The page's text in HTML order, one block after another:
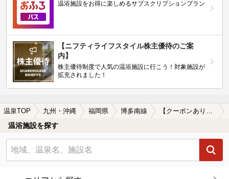
温浴施設をお得に楽しめるサブスクリプションプラン
【ニフティライフスタイル株主優待のご案
内】
株主優待制度で人気の温浴施設に行こう！対象施設が
拡充されました！
温泉TOP 九州・沖縄 福岡県 博多南線
温浴施設を探す